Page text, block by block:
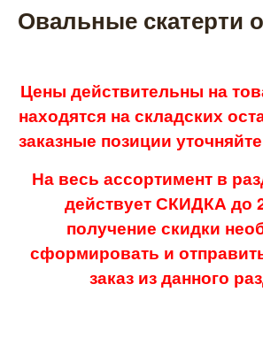
Овальные скатерти
Цены действительны на
находятся на складских
заказные позиции
На весь ассортимент в
действует СКИДКА до
получение скидки
сформировать и
заказ из данного